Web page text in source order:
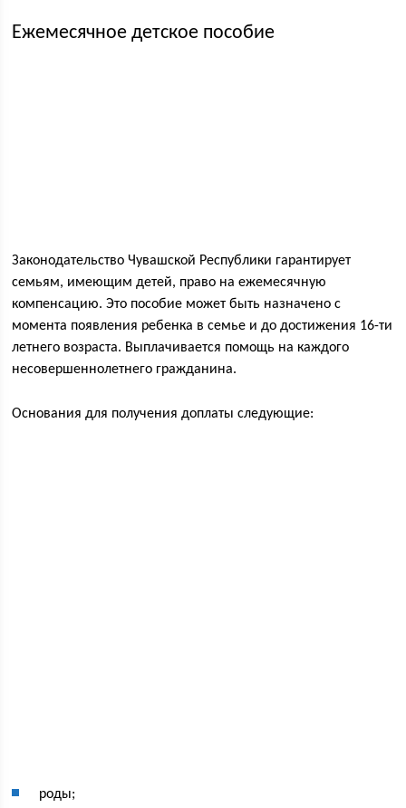
Ежемесячное детское пособие
Законодательство Чувашской Республики гарантирует
семьям, имеющим детей, право на ежемесячную
компенсацию. Это пособие может быть назначено с
момента появления ребенка в семье и до достижения 16-ти
летнего возраста. Выплачивается помощь на каждого
несовершеннолетнего гражданина.
Основания для получения доплаты следующие:
роды;